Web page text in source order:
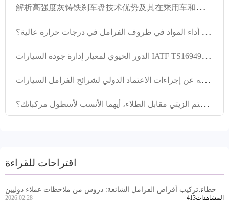
解
析高强度灰铸铁刹车盘技术优势及其在乘用车和商用车的应用价值
ك
شف عن أصول مقاومة الانخفاض في براغي الفرامل عالية الأداء: كيف تتعامل مع تحديات أداء المواد في ظروف الفرامل في درجات حرارة عالية؟
ا
لدور الحيوي لمعيار إدارة جودة السيارات IATF TS16949 في تصنيع حوامل الفرامل
ج
ميع ما تحتاجه معرفته عن إجراءات الاعتماد الدولي لشرائح الفرامل السيارات: VCA COP و EMARK
م
قارنة حلول حماية قرص الفرامل من الصدأ في المناطق الرطبة: الختم الزيتي مقابل الطلاء، أيهما الأنسب لأسطول مركباتك؟
اقتراحات للقراءة
أخطاء تركيب أقراص الفرامل الشائعة: دروس من ملاحظات عملاء دوليين
حول دقة فتحة التمركز والخراطة الآمنة
2026.02.28 413المشاهدات